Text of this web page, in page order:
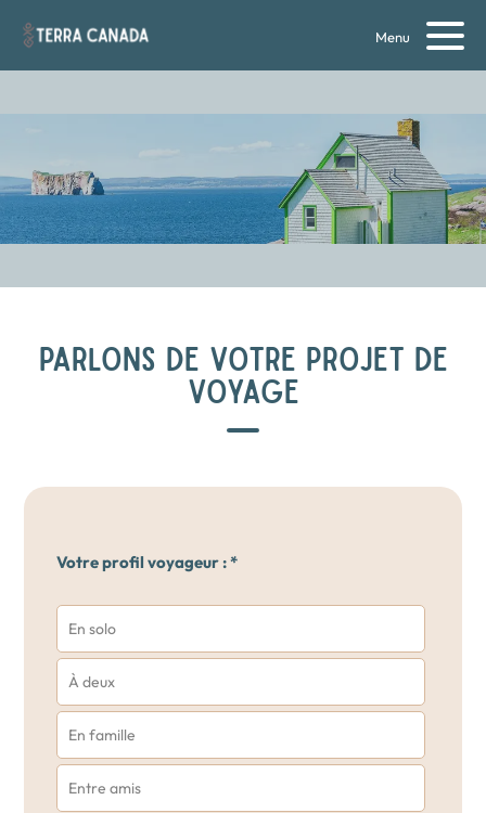
Menu
PARLONS DE VOTRE PROJET DE
VOYAGE
Votre profil voyageur : *
En solo
À deux
En famille
Entre amis